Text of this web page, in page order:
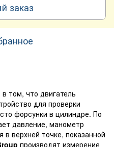
заказ
том, что двигатель
для проверки
форсунки в цилиндре. По
давление, манометр
верхней точке, показанной
производят измерение